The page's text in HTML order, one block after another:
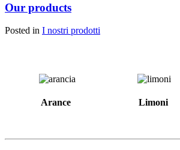
Our products
Posted in I nostri prodotti
Arance Limoni